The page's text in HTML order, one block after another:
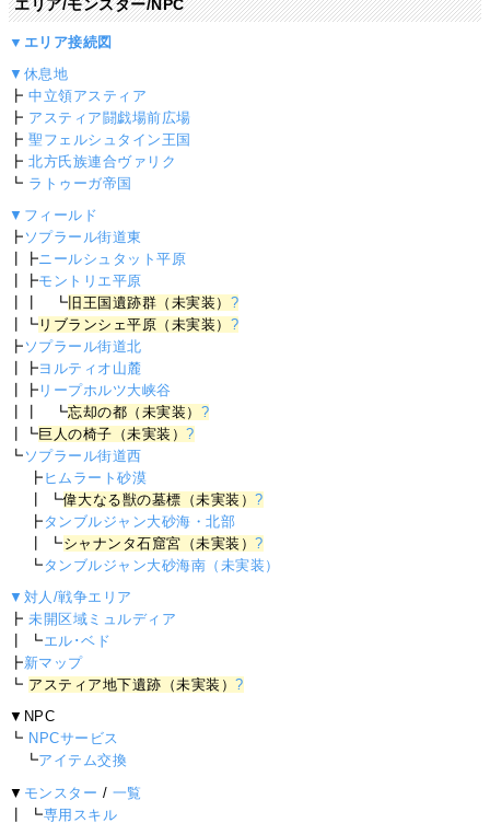
エリア/モンスター/NPC
▼エリア接続図
▼休息地
┣中立領アスティア
┣ アスティア闘戯場前広場
┣聖フェルシュタイン王国
┣北方氏族連合ヴァリク
┗ ラトゥーガ帝国
▼フィールド
┣ ソプラール街道東
┃┣ニールシュタット平原
┃┣モントリエ平原
┃┃ ┗ 旧王国遺跡群（未実装） ?
┃┗ リブランシェ平原（未実装） ?
┣ ソプラール街道北
┃┣ヨルティオ山麓
┃┣ リープホルツ大峡谷
┃┃ ┗忘却の都（未実装） ?
┃┗巨人の椅子（未実装）?
┗ ソプラール街道西
┣ ヒムラート砂漠
┃ ┗偉大なる獣の墓標（未実装）?
┣ タンブルジャン大砂海・北部
┃ ┗シャナンタ石窟宮（未実装）?
┗ タンブルジャン大砂海南（未実装）
▼対人/戦争エリア
┣未開区域ミュルディア
┃ ┗エル･ベド
┣新マップ
┗ アスティア地下遺跡（未実装）?
▼NPC
┗ NPCサービス
┗アイテム交換
▼ モンスター / 一覧
┃ ┗専用スキル